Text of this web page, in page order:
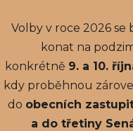
Volby v roce 2026 se
konat na
konkrétně 9. a 10.
kdy proběhnou
do obecních
a do třetiny